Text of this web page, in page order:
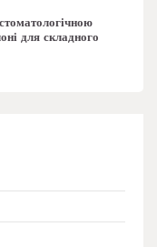
для складного